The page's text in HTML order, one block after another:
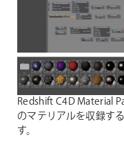
Redshift C4D Material
のマテリアルを収録す
す。